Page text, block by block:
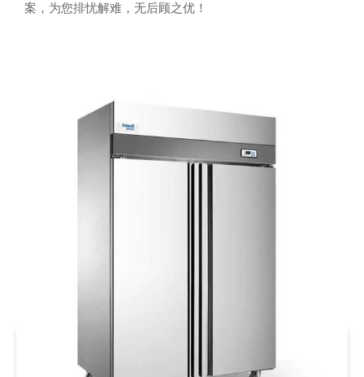
案，为您排忧解难，无后顾之优！